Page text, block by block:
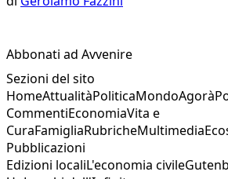
Abbonati ad Avvenire
Sezioni del sito
HomeAttualitàPoliticaMondoAgorà
CommentiEconomiaVita e
CuraFamigliaRubricheMultimedia
Pubblicazioni
Edizioni localiL'economia civile